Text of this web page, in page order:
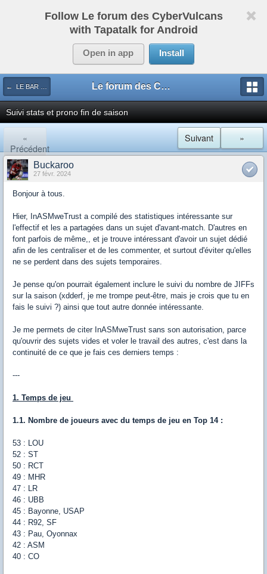
Follow Le forum des CyberVulcans
with Tapatalk for Android
Open in app Install
← LE BAR DES SPORTS Le forum des CyberVulcans
Suivi stats et prono fin de saison
«
Précédent
»
Suivant
Buckaroo
27 févr. 2024
Bonjour à tous.
Hier, InASMweTrust a compilé des statistiques intéressante sur
l'effectif et les a partagées dans un sujet d'avant-match. D'autres en
font parfois de même,, et je trouve intéressant d'avoir un sujet dédié
afin de les centraliser et de les commenter, et surtout d'éviter qu'elles
ne se perdent dans des sujets temporaires.
Je pense qu'on pourrait également inclure le suivi du nombre de JIFFs
sur la saison (xdderf, je me trompe peut-être, mais je crois que tu en
fais le suivi ?) ainsi que tout autre donnée intéressante.
Je me permets de citer InASMweTrust sans son autorisation, parce
qu'ouvrir des sujets vides et voler le travail des autres, c'est dans la
continuité de ce que je fais ces derniers temps :
---
1. Temps de jeu
1.1. Nombre de joueurs avec du temps de jeu en Top 14 :
53 : LOU
52 : ST
50 : RCT
49 : MHR
47 : LR
46 : UBB
45 : Bayonne, USAP
44 : R92, SF
43 : Pau, Oyonnax
42 : ASM
40 : CO